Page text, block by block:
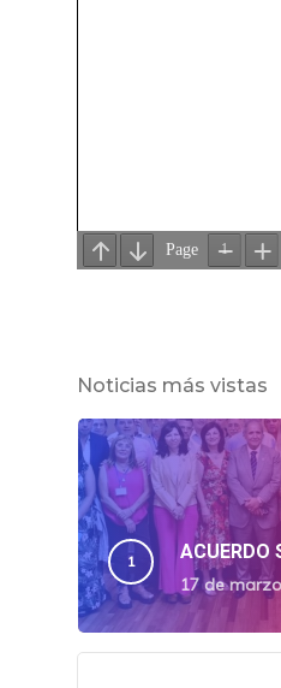
Noticias más vistas
ACUERDO
17 de